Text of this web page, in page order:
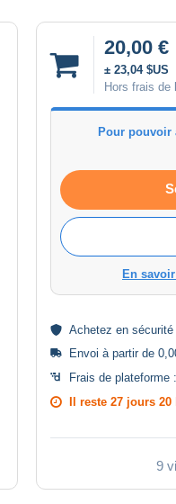
20,00 €
± 23,04 $US
Hors frais de
Pour pouvoir
En
Achetez en sécurité
Envoi à partir de
Frais de plateforme :
Il reste 27 jours 20
9